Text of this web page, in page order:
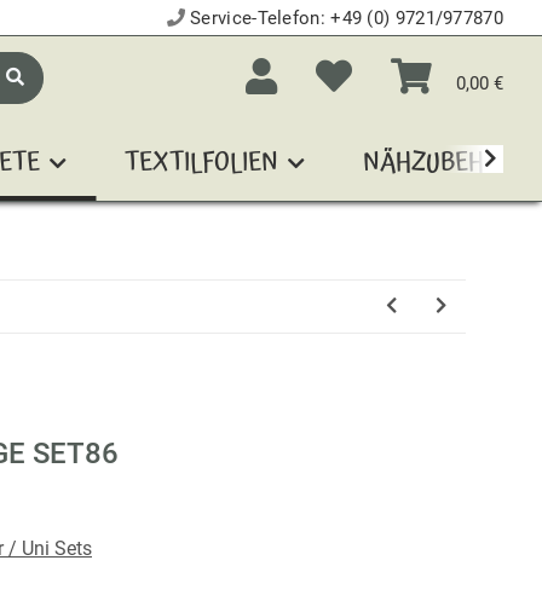
Service-Telefon:+49 (0) 9721/977870
0,00 €
TEXTILFOLIEN NÄHZUBEHÖR
SET86
/ Uni Sets